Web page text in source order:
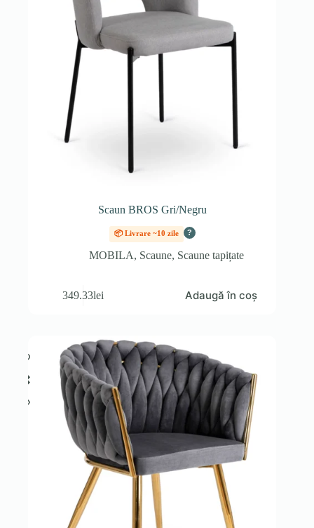
Scaun BROS Gri/Negru
📦 Livrare ~10 zile ?
MOBILA, Scaune, Scaune tapițate
349.33lei Adaugă în coș